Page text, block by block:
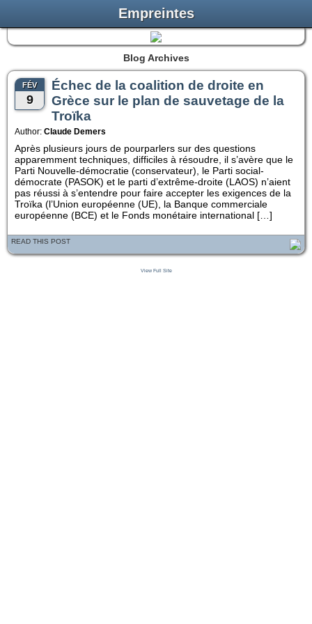
Empreintes
Blog Archives
FÉV
9
Échec de la coalition de droite en
Grèce sur le plan de sauvetage de la
Troïka
Author: Claude Demers
Après plusieurs jours de pourparlers sur des questions
apparemment techniques, difficiles à résoudre, il s’avère que le
Parti Nouvelle-démocratie (conservateur), le Parti social-
démocrate (PASOK) et le parti d’extrême-droite (LAOS) n’aient
pas réussi à s’entendre pour faire accepter les exigences de la
Troïka (l’Union européenne (UE), la Banque commerciale
européenne (BCE) et le Fonds monétaire international […]
READ THIS POST
View Full Site